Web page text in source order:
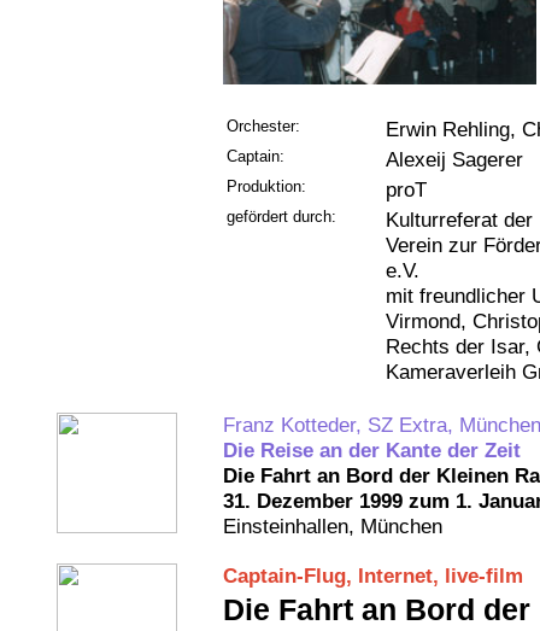
Orchester: Erwin Rehling,
Captain: Alexeij Sagerer
Produktion: proT
gefördert durch:
Kulturreferat der
Verein zur
e.V.
mit freundlicher
Virmond,
Rechts der Isar,
Kameraverleih
Franz Kotteder, SZ Extra,
Die Reise an der Kante der Zeit
Die Fahrt an Bord der Kleinen
31. Dezember 1999 zum 1.
Einsteinhallen, München
Captain-Flug, Internet, live-film
Die Fahrt an Bord